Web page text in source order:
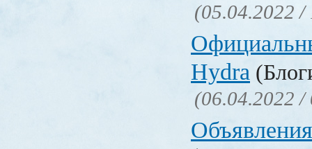
(05.04.2022 /
Hydra
(06.04.2022 /